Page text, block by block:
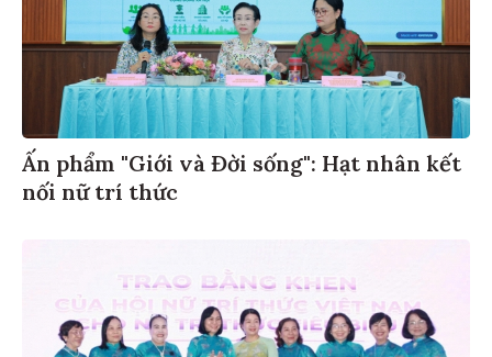
Ấn phẩm "Giới và Đời sống": Hạt nhân kết
nối nữ trí thức